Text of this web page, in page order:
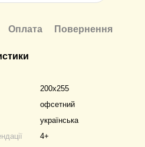
Оплата Повернення
200х255
офсетний
українська
4+